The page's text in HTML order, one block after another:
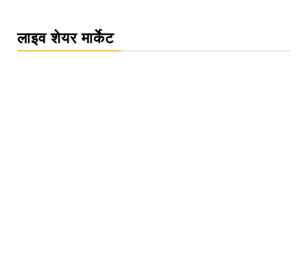
लाइव शेयर मार्केट